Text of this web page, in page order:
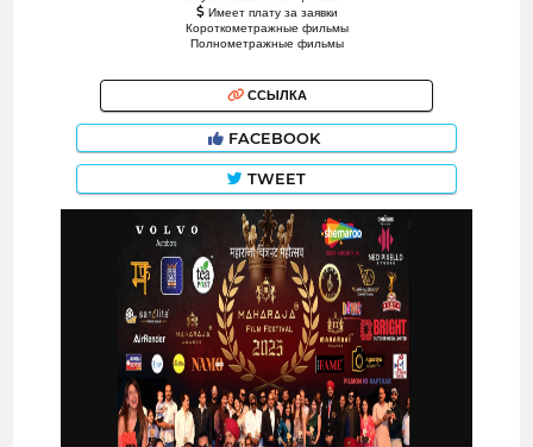
Имеет плату за заявки
Короткометражные фильмы
Полнометражные фильмы
ССЫЛКА
FACEBOOK
TWEET